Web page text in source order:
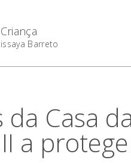
Barreto
da Casa
a